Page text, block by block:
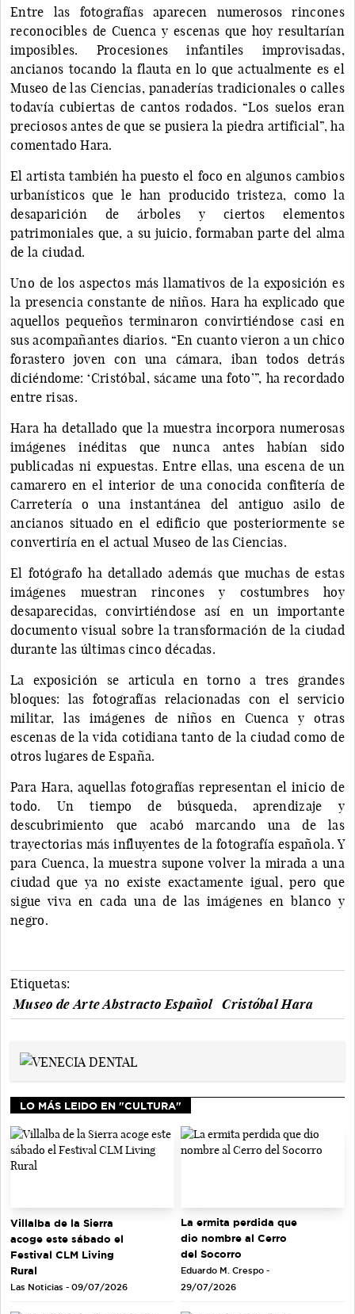
Entre las fotografías aparecen numerosos rincones
reconocibles de Cuenca y escenas que hoy resultarían
imposibles. Procesiones infantiles improvisadas,
ancianos tocando la flauta en lo que actualmente es el
Museo de las Ciencias, panaderías tradicionales o calles
todavía cubiertas de cantos rodados. “Los suelos eran
preciosos antes de que se pusiera la piedra artificial”, ha
comentado Hara.
El artista también ha puesto el foco en algunos cambios
urbanísticos que le han producido tristeza, como la
desaparición de árboles y ciertos elementos
patrimoniales que, a su juicio, formaban parte del alma
de la ciudad.
Uno de los aspectos más llamativos de la exposición es
la presencia constante de niños. Hara ha explicado que
aquellos pequeños terminaron convirtiéndose casi en
sus acompañantes diarios. “En cuanto vieron a un chico
forastero joven con una cámara, iban todos detrás
diciéndome: ‘Cristóbal, sácame una foto’”, ha recordado
entre risas.
Hara ha detallado que la muestra incorpora numerosas
imágenes inéditas que nunca antes habían sido
publicadas ni expuestas. Entre ellas, una escena de un
camarero en el interior de una conocida confitería de
Carretería o una instantánea del antiguo asilo de
ancianos situado en el edificio que posteriormente se
convertiría en el actual Museo de las Ciencias.
El fotógrafo ha detallado además que muchas de estas
imágenes muestran rincones y costumbres hoy
desaparecidas, convirtiéndose así en un importante
documento visual sobre la transformación de la ciudad
durante las últimas cinco décadas.
La exposición se articula en torno a tres grandes
bloques: las fotografías relacionadas con el servicio
militar, las imágenes de niños en Cuenca y otras
escenas de la vida cotidiana tanto de la ciudad como de
otros lugares de España.
Para Hara, aquellas fotografías representan el inicio de
todo. Un tiempo de búsqueda, aprendizaje y
descubrimiento que acabó marcando una de las
trayectorias más influyentes de la fotografía española. Y
para Cuenca, la muestra supone volver la mirada a una
ciudad que ya no existe exactamente igual, pero que
sigue viva en cada una de las imágenes en blanco y
negro.
Etiquetas:
Museo de Arte Abstracto Español
Cristóbal Hara
LO MÁS LEIDO EN "CULTURA"
Villalba de la Sierra
acoge este sábado el
Festival CLM Living
Rural
Las Noticias - 09/07/2026
La ermita perdida que
dio nombre al Cerro
del Socorro
Eduardo M. Crespo -
29/07/2026